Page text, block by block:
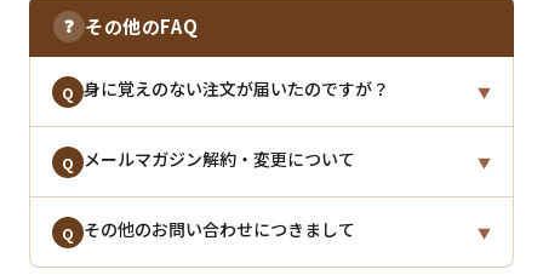
ラ、インクのにじみ等が見られる場合がございます
が、いずれも不良ではなく仕様となります。
軽微な崩れや形状の乱れにつきましては、上記ページ
の修復方法をご参考に、お手元にて整えていただけま
ず、必ず硬化させてから
・未使用の液体：主剤と硬化剤を混ぜて硬化させる
・硬化後：可燃ごみまたはプラスチックごみとして処
分可能（自治体ルールに従ってください）
※排水口へ流すと詰まりや環境汚染の原因となります
❓ その他のFAQ
Q 身に覚えのない注文が届いたのですが？ ▼
A 第三者によって不正なアクセスが行われた可能性があ
ウントのセキュリティをご確認のうえ、当店までご連
絡くださいませ。
Q メールマガジン解約・変更について ▼
A メールマガジンの解除および変更は、配信メール下部
Q その他のお問い合わせにつきまして ▼